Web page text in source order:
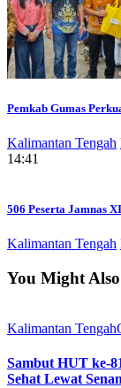
Pemkab Gumas
Kalimantan Tengah
14:41
506 Peserta Jamnas
Kalimantan Tengah
You Might
Kalimantan Tengah
Sambut HUT ke-
Sehat Lewat